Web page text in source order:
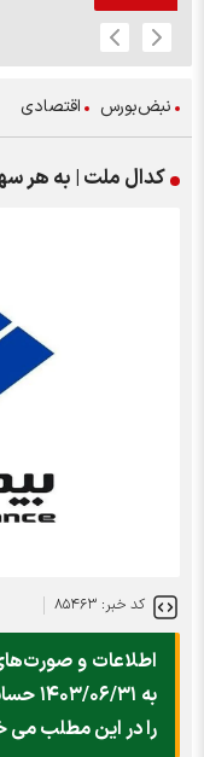
نبض‌بورس اقتصادی
کدال ملت | به هر
کد خبر: ۸۵۴۶۳
به
را در این مطلب می